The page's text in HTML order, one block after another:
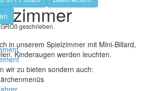
geschrieben.
in unserem Spielzimmer mit Mini-Billard,
Kinderaugen werden leuchten.
wir zu bieten sondern auch: